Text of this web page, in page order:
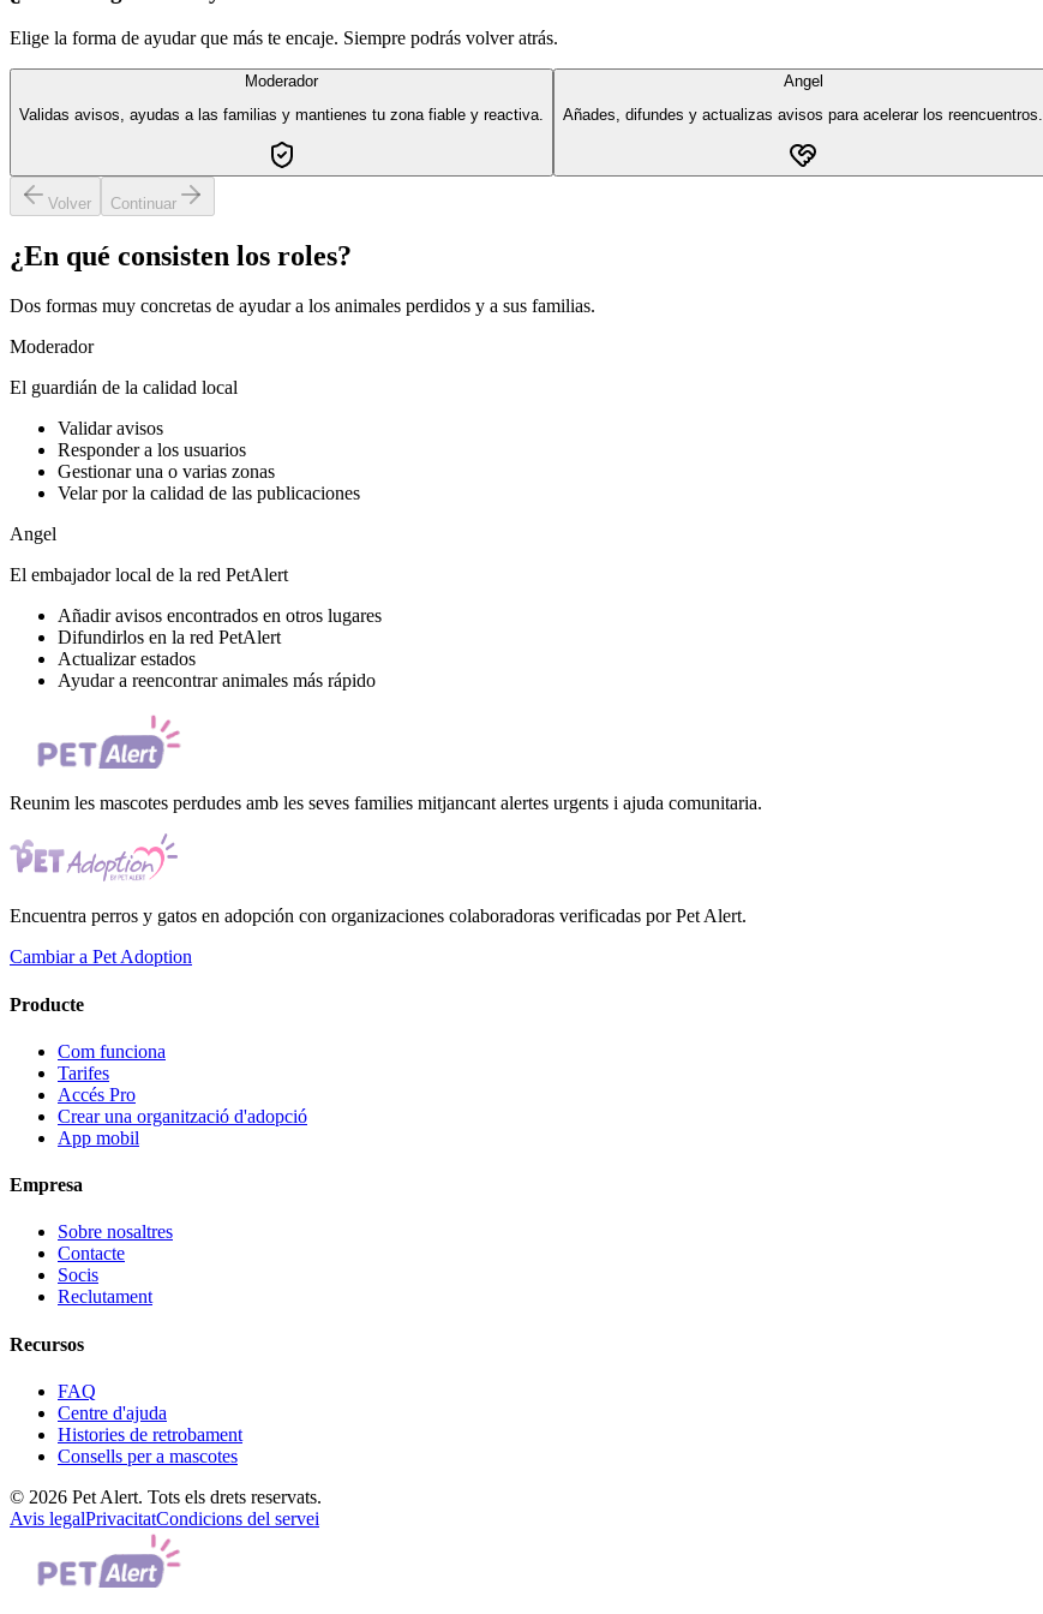
Elige la forma de ayudar que más te encaje. Siempre podrás volver atrás.
Moderador
Validas avisos, ayudas a las familias y mantienes tu zona fiable y reactiva.
Angel
Añades, difundes y actualizas avisos para acelerar los reencuentros.
Volver Continuar
¿En qué consisten los roles?
Dos formas muy concretas de ayudar a los animales perdidos y a sus familias.
Moderador
El guardián de la calidad local
Validar avisos
Responder a los usuarios
Gestionar una o varias zonas
Velar por la calidad de las publicaciones
Angel
El embajador local de la red PetAlert
Añadir avisos encontrados en otros lugares
Difundirlos en la red PetAlert
Actualizar estados
Ayudar a reencontrar animales más rápido
Reunim les mascotes perdudes amb les seves families mitjancant alertes urgents i ajuda comunitaria.
Encuentra perros y gatos en adopción con organizaciones colaboradoras verificadas por Pet Alert.
Cambiar a Pet Adoption
Producte
Com funciona
Tarifes
Accés Pro
Crear una organització d'adopció
App mobil
Empresa
Sobre nosaltres
Contacte
Socis
Reclutament
Recursos
FAQ
Centre d'ajuda
Histories de retrobament
Consells per a mascotes
© 2026 Pet Alert. Tots els drets reservats.
Avis legalPrivacitatCondicions del servei